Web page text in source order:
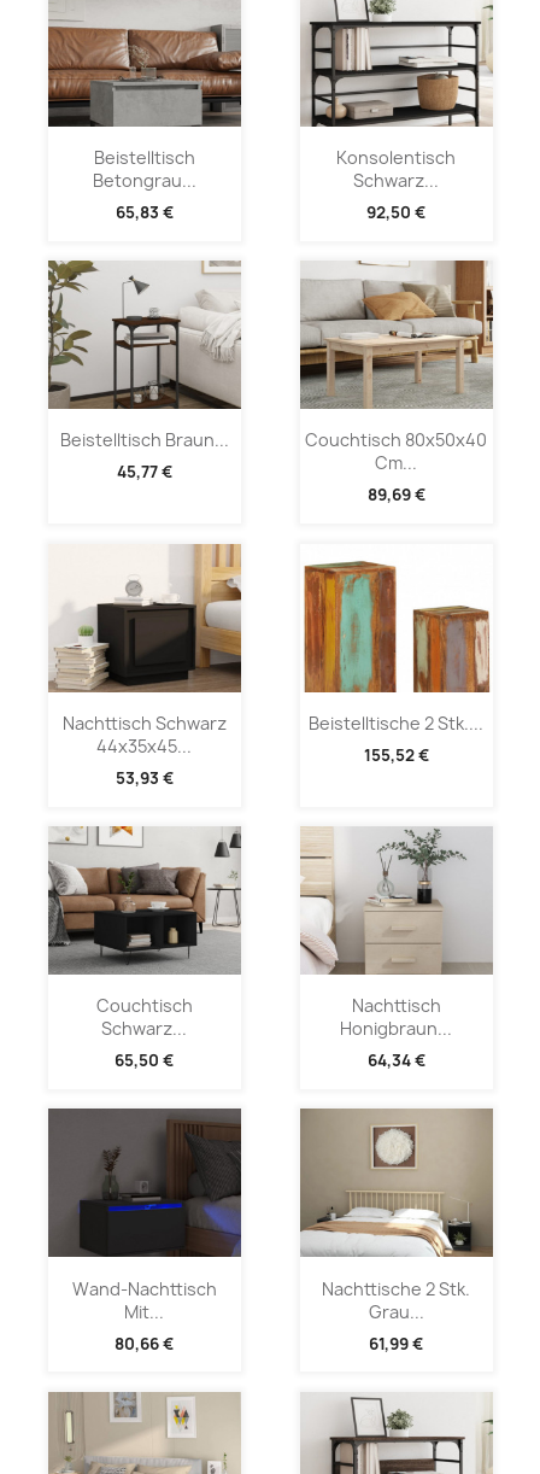
Beistelltisch
Betongrau...
65,83 €
Konsolentisch
Schwarz...
92,50 €
Beistelltisch Braun...
45,77 €
Couchtisch 80x50x40
Cm...
89,69 €
Nachttisch Schwarz
44x35x45...
53,93 €
Beistelltische 2 Stk....
155,52 €
Couchtisch
Schwarz...
65,50 €
Nachttisch
Honigbraun...
64,34 €
Wand-Nachttisch
Mit...
80,66 €
Nachttische 2 Stk.
Grau...
61,99 €